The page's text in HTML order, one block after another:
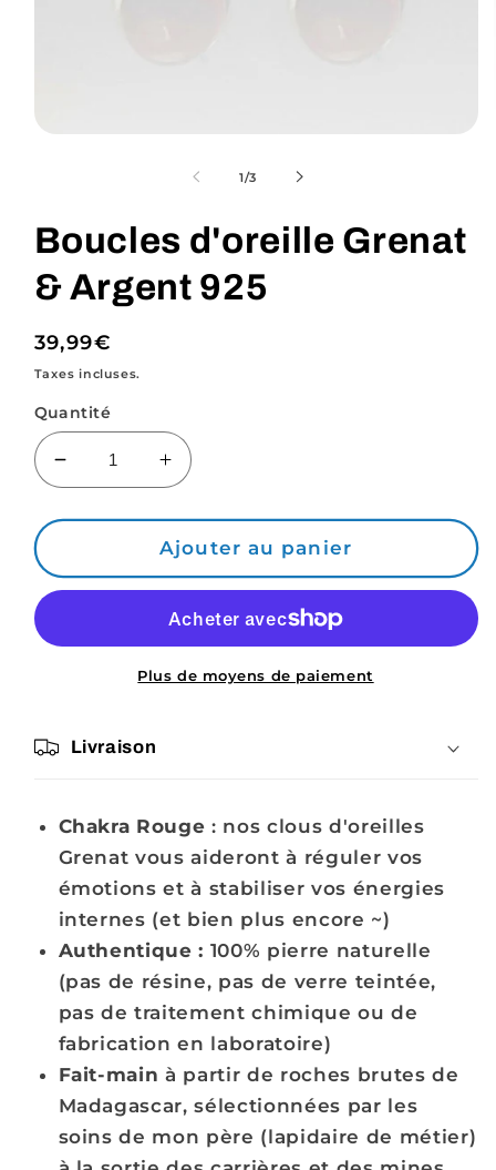
une
fenêtre
modale
1/de
3
Boucles d'oreille Grenat
& Argent 925
Prix
habituel
39,99€
Taxes incluses.
Quantité
Réduire
la
quantité
Boucles
d&#39;oreille
&amp;
Augmenter
la
quantité
de
Boucles
d&#39;oreille
Grenat
&amp;
Argent
Ajouter au panier
Plus de moyens de paiement
Livraison
Chakra Rouge: nos clous d'oreilles
Grenat vous aideront à réguler vos
émotions et à stabiliser vos énergies
internes (et bien plus encore ~)
Authentique : 100% pierre naturelle
(pas de résine, pas de verre teintée,
pas de traitement chimique ou de
fabrication en laboratoire)
Fait-main à partir de roches brutes de
Madagascar, sélectionnées par les
soins de mon père (lapidaire de métier)